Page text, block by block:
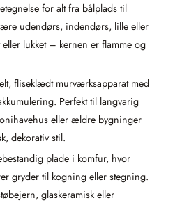
for alt fra bålplads til
udendørs, indendørs, lille eller
eller lukket – kernen er flamme og
fliseklædt murværksapparat med
Perfekt til langvarig
eller ældre bygninger
dekorativ stil.
plade i komfur, hvor
gryder til kogning eller stegning.
glaskeramisk eller